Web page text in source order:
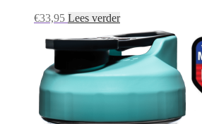
€33,95 Lees verder